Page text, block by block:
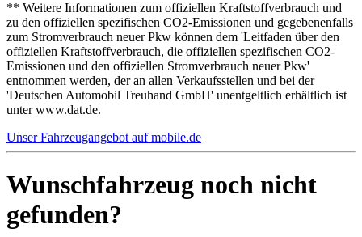
** Weitere Informationen zum offiziellen Kraftstoffverbrauch und
zu den offiziellen spezifischen CO2-Emissionen und gegebenenfalls
zum Stromverbrauch neuer Pkw können dem 'Leitfaden über den
offiziellen Kraftstoffverbrauch, die offiziellen spezifischen CO2-
Emissionen und den offiziellen Stromverbrauch neuer Pkw'
entnommen werden, der an allen Verkaufsstellen und bei der
'Deutschen Automobil Treuhand GmbH' unentgeltlich erhältlich ist
unter www.dat.de.
Unser Fahrzeugangebot auf mobile.de
Wunschfahrzeug noch nicht
gefunden?